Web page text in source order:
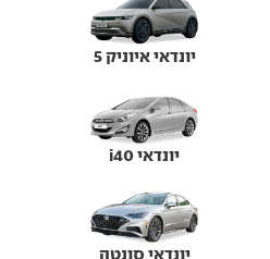
יונדאי איוניק 5
יונדאי i40
יונדאי סונטה